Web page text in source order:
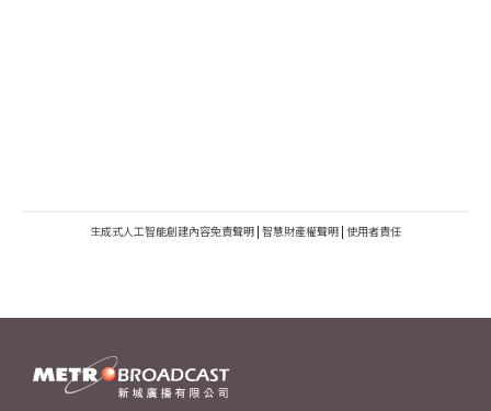
生成式人工智能創建內容免責聲明 | 智慧財產權聲明 | 使用者責任